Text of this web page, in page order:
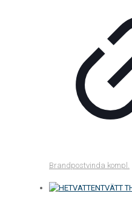
Brandpostvinda kompl.